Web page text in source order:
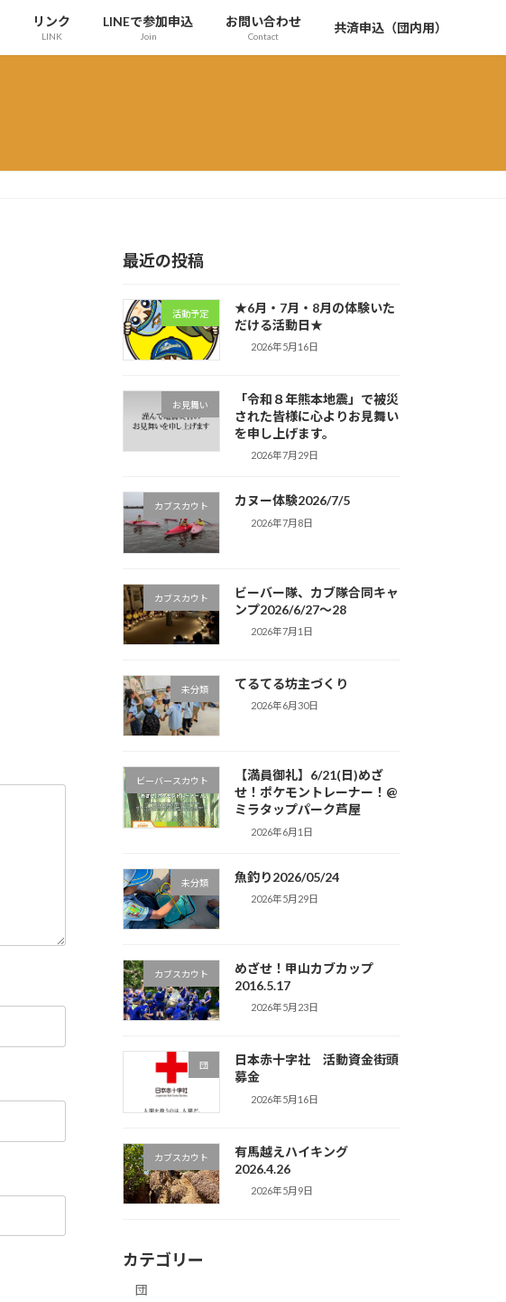
リンク
LINK
LINEで参加申込
Join
お問い合わせ
Contact
共済申込（団内用）
最近の投稿
活動予定
★6月・7月・8月の体験いた
だける活動日★
2026年5月16日
お見舞い
「令和８年熊本地震」で被災
された皆様に心よりお見舞い
を申し上げます。
2026年7月29日
カブスカウト カヌー体験2026/7/5
2026年7月8日
カブスカウト
ビーバー隊、カブ隊合同キャ
ンプ2026/6/27〜28
2026年7月1日
未分類 てるてる坊主づくり
2026年6月30日
ビーバースカウト
【満員御礼】6/21(日)めざ
せ！ポケモントレーナー！@
ミラタップパーク芦屋
2026年6月1日
未分類 魚釣り2026/05/24
2026年5月29日
カブスカウト
めざせ！甲山カブカップ
2016.5.17
2026年5月23日
団
日本赤十字社 活動資金街頭
募金
2026年5月16日
カブスカウト
有馬越えハイキング
2026.4.26
2026年5月9日
カテゴリー
団